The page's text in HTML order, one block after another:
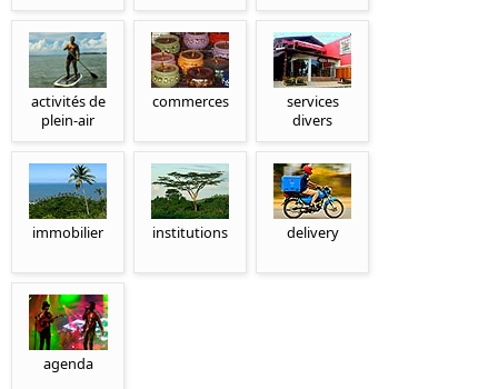
activités de
plein-air
commerces
services
divers
immobilier institutions delivery
agenda